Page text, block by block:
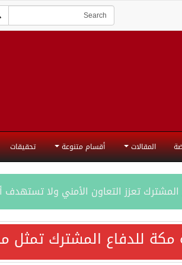
المقالات أقسام متنوعة تحقيقات
المشترك تعزز التعاون الأمني ولا
مكة تعكس الإرادة السياسية لحماية أمن
للدفاع المشترك